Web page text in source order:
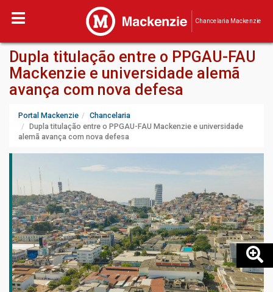
Chancelaria Mackenzie
Dupla titulação entre o PPGAU-FAU
Mackenzie e universidade alemã
avança com nova defesa
Portal Mackenzie
Chancelaria
Dupla titulação entre o PPGAU-FAU Mackenzie e universidade
alemã avança com nova defesa